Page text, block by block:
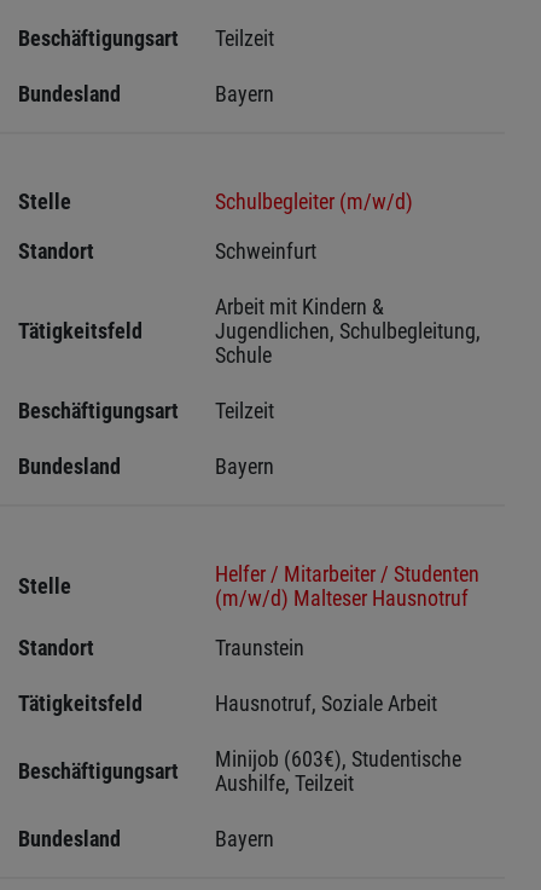
Beschäftigungsart Teilzeit
Bundesland Bayern
Stelle
Schulbegleiter (m/w/d)
Standort
Schweinfurt
Tätigkeitsfeld
Arbeit mit Kindern &
Jugendlichen, Schulbegleitung,
Schule
Beschäftigungsart Teilzeit
Bundesland Bayern
Stelle
Helfer / Mitarbeiter / Studenten
(m/w/d) Malteser Hausnotruf
Standort
Traunstein
Tätigkeitsfeld Hausnotruf, Soziale Arbeit
Beschäftigungsart
Minijob (603€), Studentische
Aushilfe, Teilzeit
Bundesland Bayern